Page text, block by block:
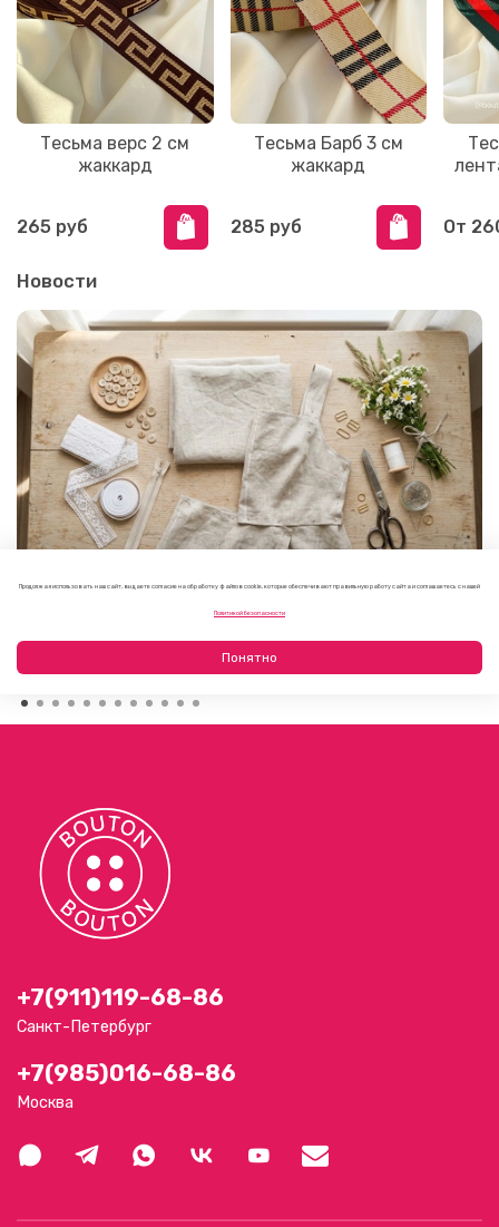
Тесьма верс 2 см
жаккард
265 руб
Тесьма Барб 3 см
жаккард
285 руб От
Новости
+7(911)119-68-86
Санкт-Петербург
+7(985)016-68-86
Москва
Продолжая использовать наш сайт, вы даете согласие на обработку файлов cookie, которые обеспечивают правильную работу сайта и соглашаетесь с нашей
Политикой безопасности
Понятно